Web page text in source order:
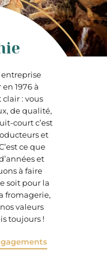
entreprise
1976 à
clair : vous
de qualité,
court c’est
et
ce que
et
à faire
soit pour la
fromagerie,
valeurs
toujours !